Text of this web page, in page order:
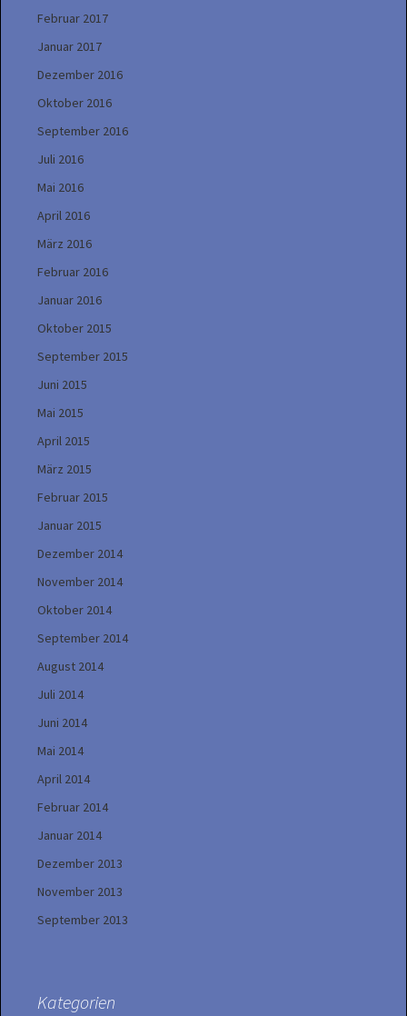
Februar 2017
Januar 2017
Dezember 2016
Oktober 2016
September 2016
Juli 2016
Mai 2016
April 2016
März 2016
Februar 2016
Januar 2016
Oktober 2015
September 2015
Juni 2015
Mai 2015
April 2015
März 2015
Februar 2015
Januar 2015
Dezember 2014
November 2014
Oktober 2014
September 2014
August 2014
Juli 2014
Juni 2014
Mai 2014
April 2014
Februar 2014
Januar 2014
Dezember 2013
November 2013
September 2013
Kategorien